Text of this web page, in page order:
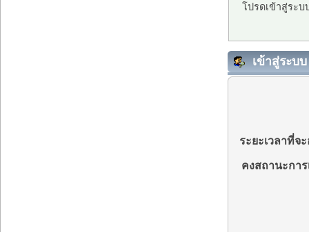
โปรดเข้าสู่ระ
เข้าสู่ระบบ
ระยะเวลาที่จ
คงสถานะกา